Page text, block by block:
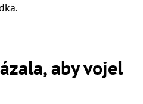
aby vojel